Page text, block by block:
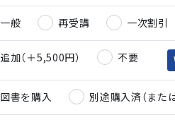
一般 再受講 一次割引
追加（＋5,500円） 不要
図書を購入 別途購入済（また